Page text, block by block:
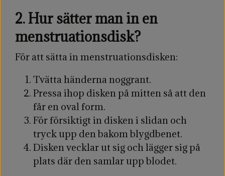
Den mjuka och flexibla konstruktionen gör vår
menstruationsskiva lätt att sätta i och ta ut,
samtidigt som den anpassar sig efter din kropp
för optimal passform och komfort.
Fri från skadliga kemikalier, vår skiva
respekterar din kropp och miljön. Du kan lita
på att vår produkt är säker och skonsam för
både dig och planeten.
2. Hur sätter man in en
menstruationsdisk?
För att sätta in menstruationsdisken:
Tvätta händerna noggrant.
Pressa ihop disken på mitten så att den
får en oval form.
För försiktigt in disken i slidan och
tryck upp den bakom blygdbenet.
Disken vecklar ut sig och lägger sig på
plats där den samlar upp blodet.